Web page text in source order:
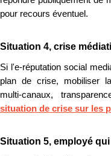
pour recours éventuel.
Situation 4, crise
Si l'e-réputation social
plan de crise, mobiliser
multi-canaux,
situation de crise sur les
Situation 5, employé